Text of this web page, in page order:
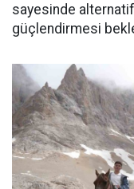
sayesinde
güçlendirmesi